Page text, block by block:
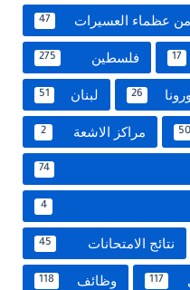
عظماء العسيرات 47
17 فلسطين 275
26 لبنان 51
مراكز الاشعة 2
74
4
نتائج الامتحانات 45
117 وظائف 118